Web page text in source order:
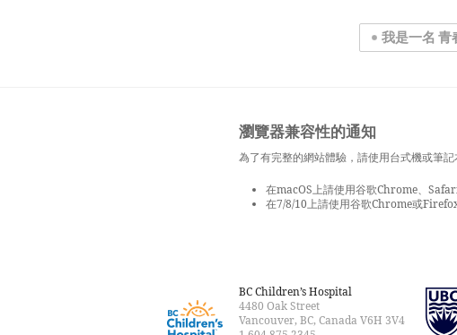
我是一名 青
瀏覽器兼容性的通知
為了有完整的網站體驗，請使用台式機或筆記
在macOS上請使用谷歌Chrome、
在7/8/10上請使用谷歌Chrome或
BC Children’s Hospital
4480 Oak Street
Vancouver, BC, Canada V6H 3V4